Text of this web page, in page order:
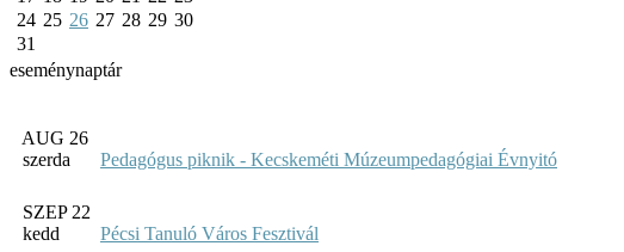
24 25 26 27 28 29 30
31
eseménynaptár
AUG 26
szerda
Pedagógus piknik - Kecskeméti Múzeumpedagógiai Évnyitó
SZEP 22
kedd
Pécsi Tanuló Város Fesztivál